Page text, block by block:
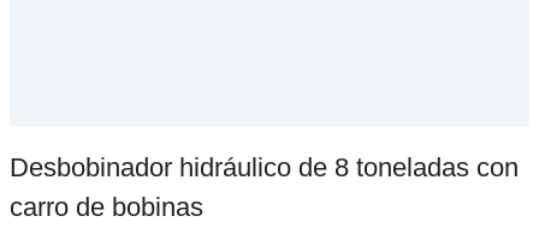
Desbobinador hidráulico de 8 toneladas con
carro de bobinas